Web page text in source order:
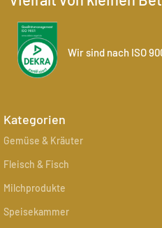
Wir sind nach ISO
Kategorien
Gemüse & Kräuter
Fleisch & Fisch
Milchprodukte
Speisekammer